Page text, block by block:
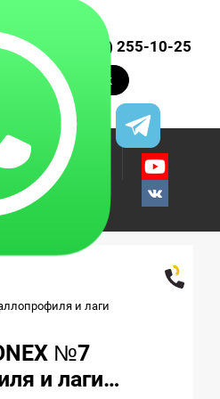
+7 (495) 255-10-25
Заказать звонок
Контакты
и лаги
№7
и лаги